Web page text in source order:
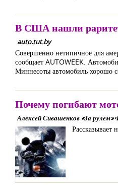
В США нашли
auto.tut.by
Совершенно нетипичное для
сообщает AUTOWEEK.
Миннесоты автомобиль хорошо
Почему погибают
Алексей Сивашенков «За
Рассказывает